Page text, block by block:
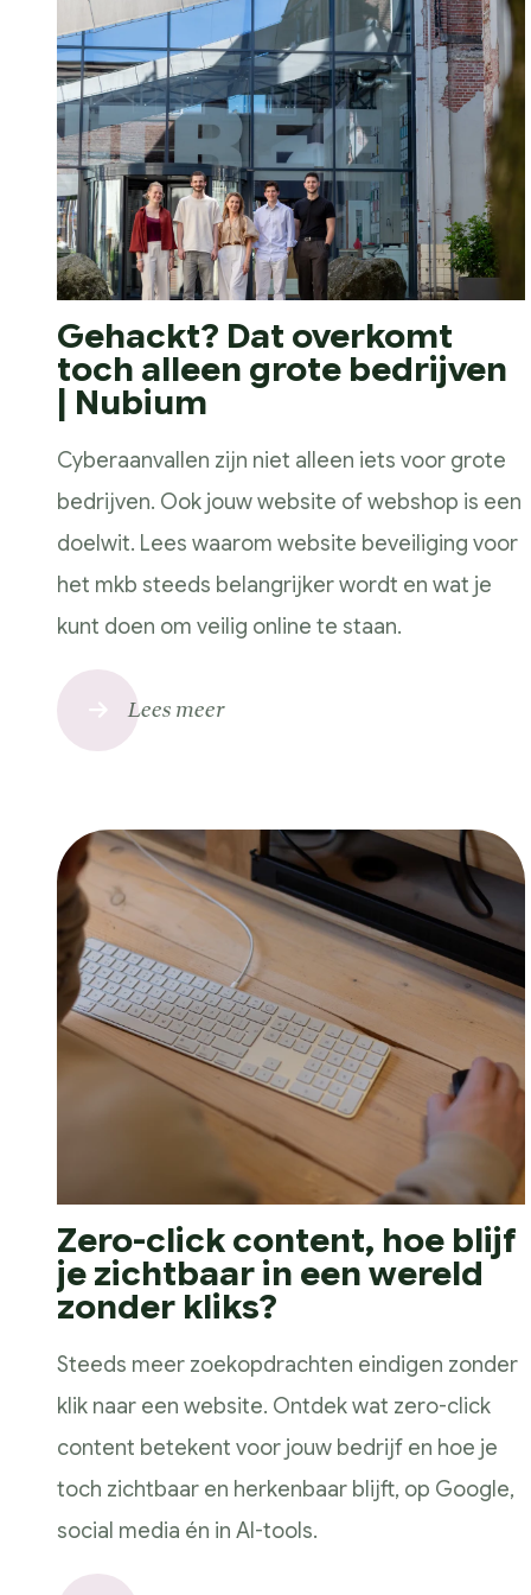
Presteren
SEO & GEO
Google Analytics
Conversie en optimalisatie
Google / Social Ads
Innoveren
AI toepassingen
Marketing technologie
Data gedreven
Samen Groeien
Succesverhalen
Blogs
Hulp nodig?
Gehackt? Dat overkomt
toch alleen grote bedrijven
| Nubium
Cyberaanvallen zijn niet alleen iets voor grote
bedrijven. Ook jouw website of webshop is een
doelwit. Lees waarom website beveiliging voor
het mkb steeds belangrijker wordt en wat je
kunt doen om veilig online te staan.
Lees meer
Zero-click content, hoe blijf
je zichtbaar in een wereld
zonder kliks?
Steeds meer zoekopdrachten eindigen zonder
klik naar een website. Ontdek wat zero-click
content betekent voor jouw bedrijf en hoe je
toch zichtbaar en herkenbaar blijft, op Google,
social media én in AI-tools.